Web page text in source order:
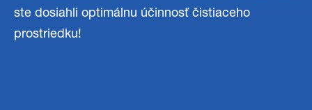
ste dosiahli optimálnu účinnosť čistiaceho
prostriedku!